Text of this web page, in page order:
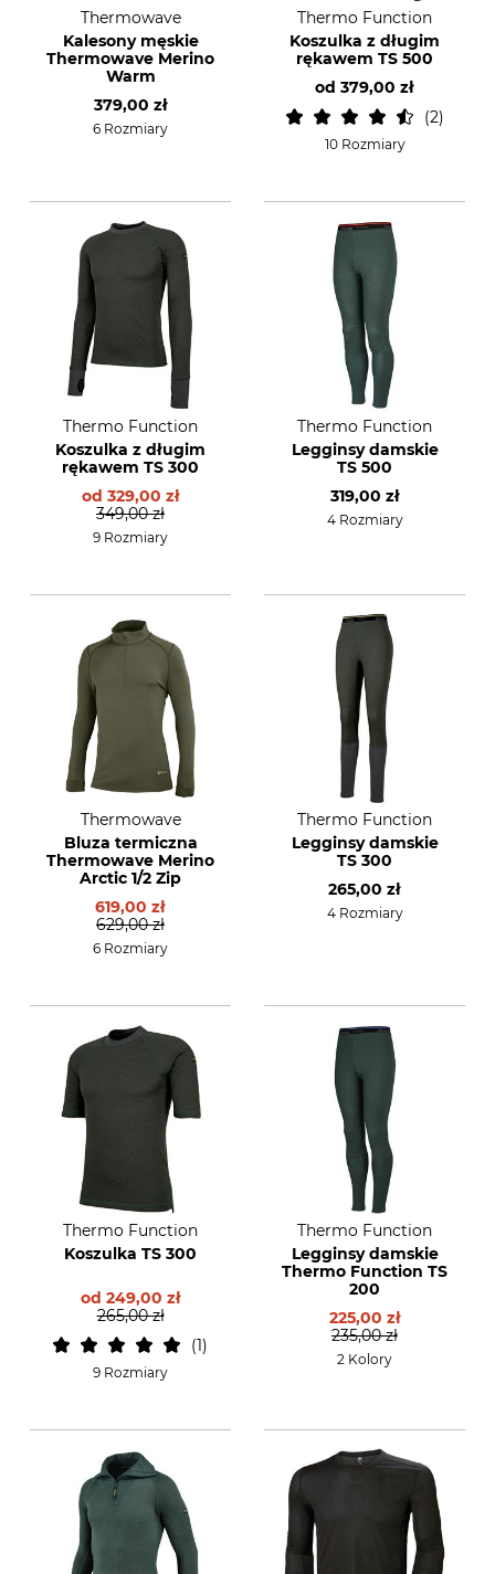
Thermowave
Kalesony męskie
Thermowave Merino
Warm
379,00 zł
6 Rozmiary
Thermo Function
Koszulka z długim
rękawem TS 500
od 379,00 zł
2
10 Rozmiary
Thermo Function
Koszulka z długim
rękawem TS 300
od 329,00 zł
349,00 zł
9 Rozmiary
Thermo Function
Legginsy damskie
TS 500
319,00 zł
4 Rozmiary
Thermowave
Bluza termiczna
Thermowave Merino
Arctic 1/2 Zip
619,00 zł
629,00 zł
6 Rozmiary
Thermo Function
Legginsy damskie
TS 300
265,00 zł
4 Rozmiary
Thermo Function
Koszulka TS 300
od 249,00 zł
265,00 zł
1
9 Rozmiary
Thermo Function
Legginsy damskie
Thermo Function TS
200
225,00 zł
235,00 zł
2 Kolory